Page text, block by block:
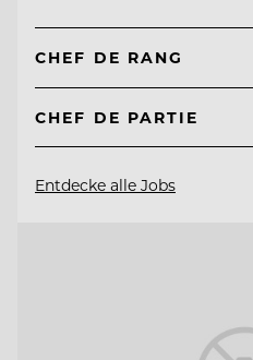
CHEF DE RANG
CHEF DE PARTIE
Entdecke alle Jobs